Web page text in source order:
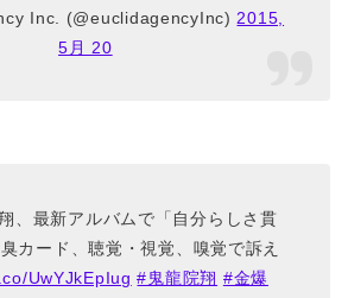
Inc. (@euclidagencyInc)2015,
5月 20
、最新アルバムで「自分らしさ貫
カード、聴覚・視覚、嗅覚で訴え
UwYJkEpIug #鬼龍院翔 #金爆